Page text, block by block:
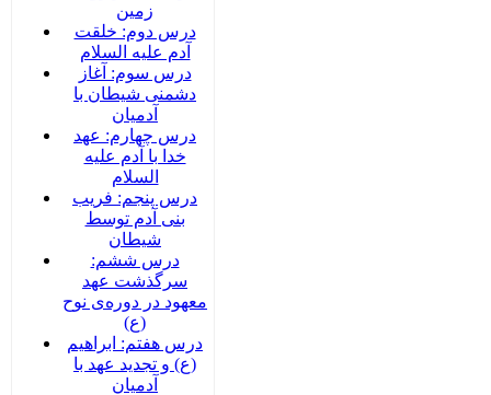
زمین
درس دوم: خلقت
آدم علیه السلام
درس سوم: آغاز
دشمنی شیطان با
آدمیان
درس چهارم: عهد
خدا با آدم علیه
السلام
درس پنجم: فریب
بنی آدم توسط
شیطان
درس ششم:
سرگذشت عهد
معهود در دوره‌‌ی نوح
(ع)
درس هفتم: ابراهیم
(ع) و تجدید عهد با
آدمیان